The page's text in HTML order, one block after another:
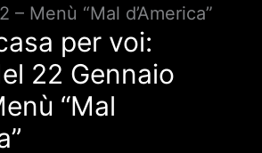
– Menù “Mal d’America”
per voi:
22 Gennaio
“Mal